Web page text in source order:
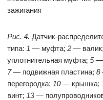
Рис. 4. Датчик-
типа: 1 — муфта; 2 — валик;
уплотнительная муфта; 5—
7— подвижная пластина; 8
перегородка; 10— крышка;
винт; 13—